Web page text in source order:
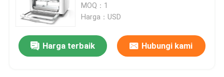
Video
Tampilan VR
MOQ：1
Harga：USD
Harga terbaik Hubungi kami
Aquatic CCV Channel Virus Lele RT PCR Test Septicemia Virus Jaringan ginjal Kit qPCR